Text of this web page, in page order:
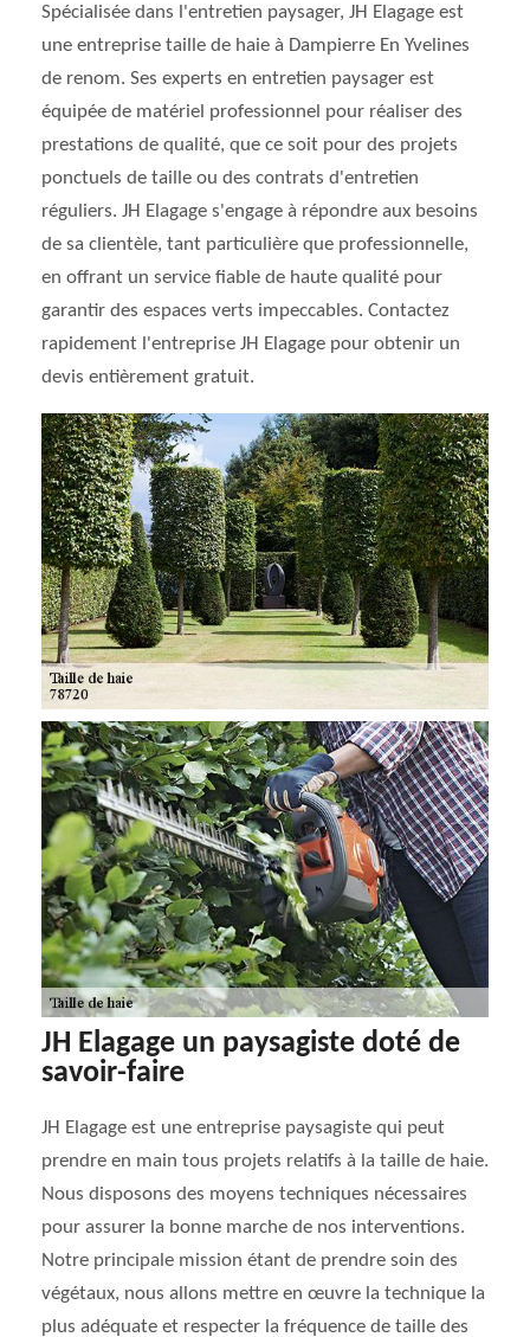
Spécialisée dans l'entretien paysager, JH Elagage est
une entreprise taille de haie à Dampierre En Yvelines
de renom. Ses experts en entretien paysager est
équipée de matériel professionnel pour réaliser des
prestations de qualité, que ce soit pour des projets
ponctuels de taille ou des contrats d'entretien
réguliers. JH Elagage s'engage à répondre aux besoins
de sa clientèle, tant particulière que professionnelle,
en offrant un service fiable de haute qualité pour
garantir des espaces verts impeccables. Contactez
rapidement l'entreprise JH Elagage pour obtenir un
devis entièrement gratuit.
JH Elagage un paysagiste doté de
savoir-faire
JH Elagage est une entreprise paysagiste qui peut
prendre en main tous projets relatifs à la taille de haie.
Nous disposons des moyens techniques nécessaires
pour assurer la bonne marche de nos interventions.
Notre principale mission étant de prendre soin des
végétaux, nous allons mettre en œuvre la technique la
plus adéquate et respecter la fréquence de taille des